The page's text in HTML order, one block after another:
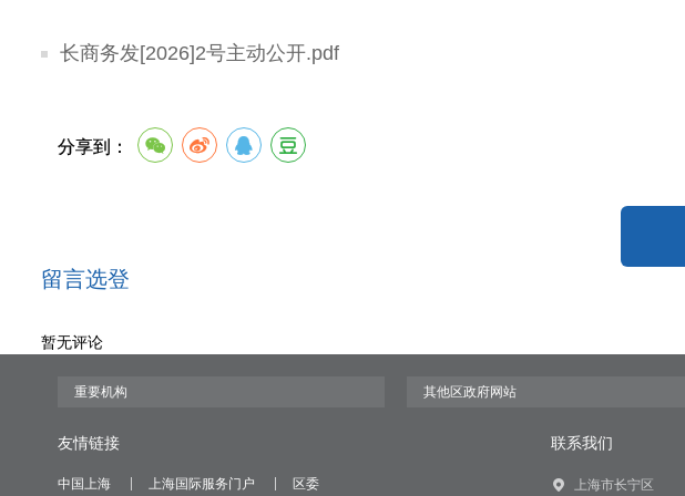
长商务发[2026]2号主动公开.pdf
分享到：
留言选登
暂无评论
友情链接
中国上海 上海国际服务门户 区委
联系我们
上海市长宁区